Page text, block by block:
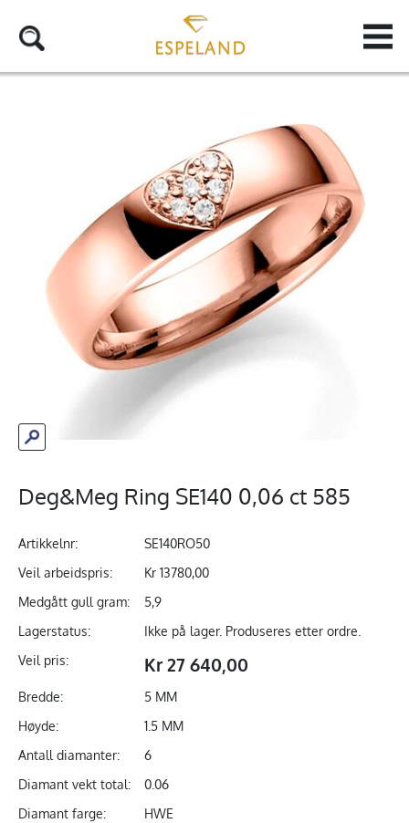
Deg&Meg Ring SE140 0,06 ct 585
Artikkelnr:
SE140RO50
Veil arbeidspris:
Kr 13780,00
Medgått gull gram:
5,9
Lagerstatus:
Ikke på lager. Produseres etter ordre.
Veil pris:
Kr 27 640,00
Bredde:
5 MM
Høyde:
1.5 MM
Antall diamanter:
6
Diamant vekt total:
0.06
Diamant farge:
HWE